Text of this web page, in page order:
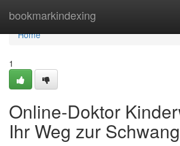
bookmarkindexing
Home
Home
1
Online-Doktor
Ihr Weg zur